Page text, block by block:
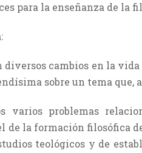
para la enseñanza de la
cambios en la
sobre un tema
varios problemas
la formación filosófica
teológicos y de